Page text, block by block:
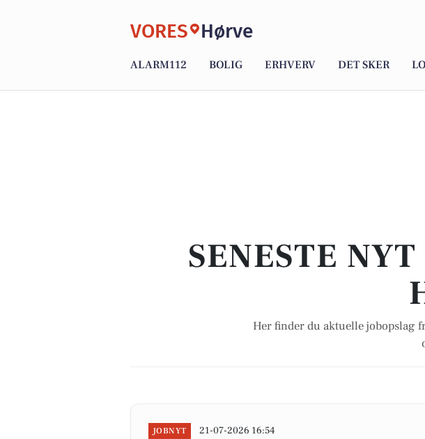
VORES Hørve
ALARM112 BOLIG ERHVERV DET SKER
SENESTE
Her finder du aktuelle jobopslag
JOBNYT 21-07-2026 16:54